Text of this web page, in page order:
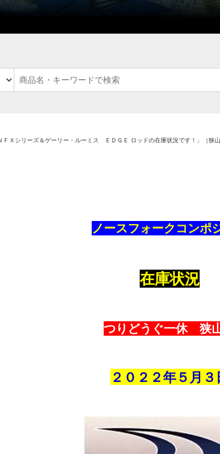
Ｘシリーズ＆ゲーリー・ルーミス ＥＤＧＥ ロッドの在庫状況です！」（狭
ノースフォークコンポ
在庫状況
つりどうぐ一休 狭
２０２２年５ 月３